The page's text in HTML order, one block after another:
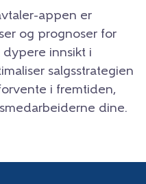
appen er
og prognoser for
innsikt i
salgsstrategien
i fremtiden,
dine.